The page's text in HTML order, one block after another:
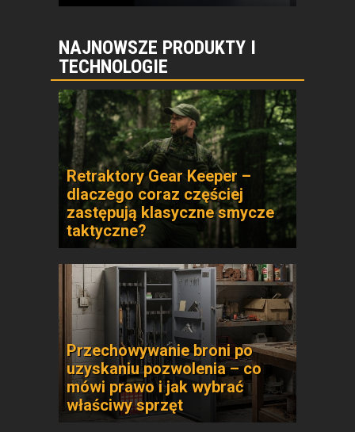
NAJNOWSZE PRODUKTY I
TECHNOLOGIE
Retraktory Gear Keeper –
dlaczego coraz częściej
zastępują klasyczne smycze
taktyczne?
Przechowywanie broni po
uzyskaniu pozwolenia – co
mówi prawo i jak wybrać
właściwy sprzęt